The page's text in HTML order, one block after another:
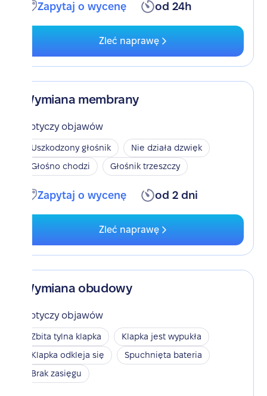
Zapytaj o wycenę od 24h
Zleć naprawę
Wymiana membrany
Dotyczy objawów
Uszkodzony głośnik
Nie działa dzwięk
Głośno chodzi
Głośnik trzeszczy
Zapytaj o wycenę od 2 dni
Zleć naprawę
Wymiana obudowy
Dotyczy objawów
Zbita tylna klapka
Klapka jest wypukła
Klapka odkleja się
Spuchnięta bateria
Brak zasięgu